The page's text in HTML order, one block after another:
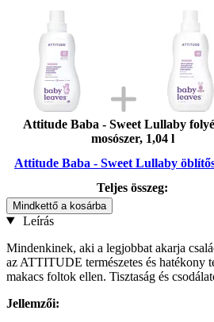
Attitude Baba - Sweet Lullaby
mosószer, 1,04 l
Attitude Baba - Sweet Lullaby
Teljes összeg:
Mindkettő a kosárba
Leírás
Mindenkinek, aki a legjobbat akarja
az ATTITUDE természetes és hatékony
makacs foltok ellen. Tisztaság és
Jellemzői: